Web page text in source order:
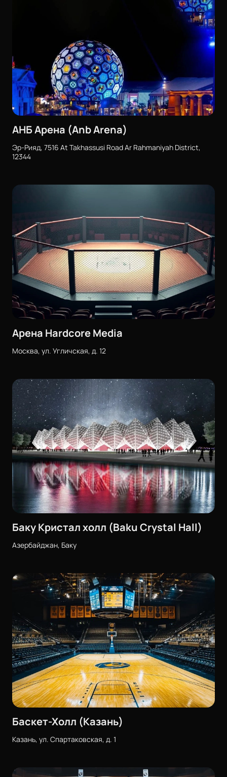
АНБ Арена (Anb Arena)
Эр-Рияд, 7516 At Takhassusi Road Ar Rahmaniyah District,
12344
Арена Hardcore Media
Москва, ул. Угличская, д. 12
Баку Кристал холл (Baku Crystal Hall)
Азербайджан, Баку
Баскет-Холл (Казань)
Казань, ул. Спартаковская, д. 1